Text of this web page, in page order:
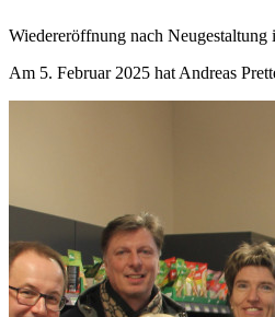
Wiedereröffnung nach
Am 5. Februar 2025 hat Andreas